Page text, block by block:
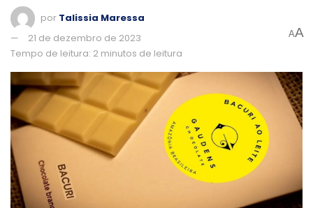
por Talissia Maressa
21 de dezembro de 2023
Tempo de leitura: 2 minutos de leitura
AA